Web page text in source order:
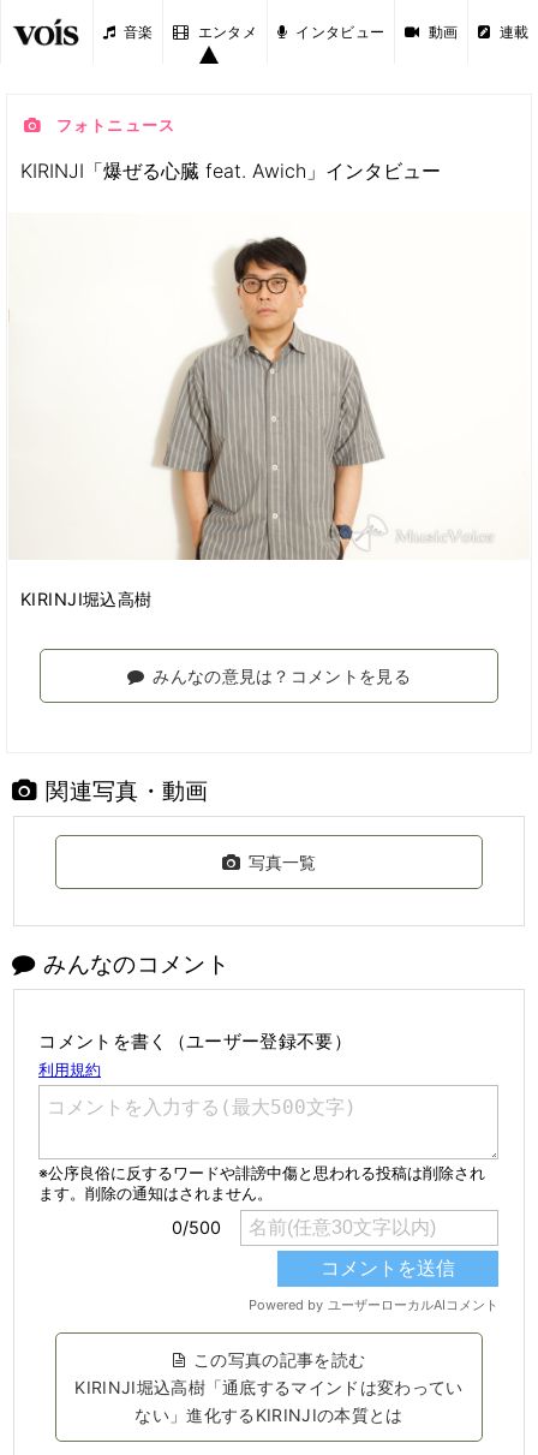
音楽 エンタメ インタビュー 動画 連載
フォトニュース
KIRINJI「爆ぜる心臓 feat. Awich」インタビュー
KIRINJI堀込高樹
みんなの意見は？コメントを見る
関連写真・動画
写真一覧
みんなのコメント
コメントを書く（ユーザー登録不要）
この写真の記事を読む
KIRINJI堀込高樹「通底するマインドは変わってい
ない」進化するKIRINJIの本質とは